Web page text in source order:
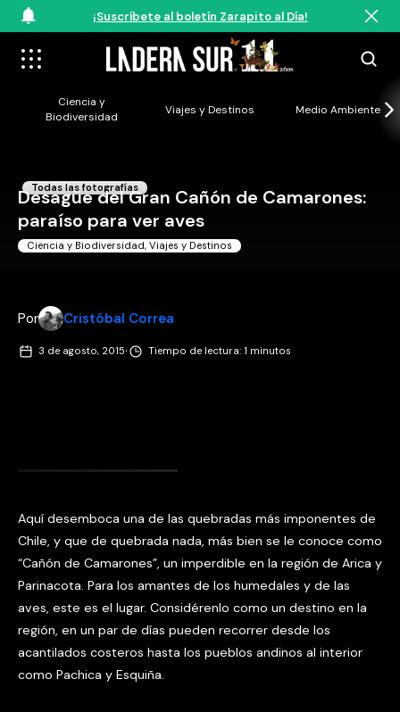
¡Suscríbete al boletín Zarapito al Día!
Ciencia y
Biodiversidad
Viajes y Destinos Medio Ambiente
Todas las fotografías
Desagüe del Gran Cañón de Camarones:
paraíso para ver aves
Ciencia y Biodiversidad, Viajes y Destinos
Por Cristóbal Correa
3 de agosto, 2015· Tiempo de lectura: 1 minutos
Aquí desemboca una de las quebradas más imponentes de
Chile, y que de quebrada nada, más bien se le conoce como
“Cañón de Camarones”, un imperdible en la región de Arica y
Parinacota. Para los amantes de los humedales y de las
aves, este es el lugar. Considérenlo como un destino en la
región, en un par de días pueden recorrer desde los
acantilados costeros hasta los pueblos andinos al interior
como Pachica y Esquiña.